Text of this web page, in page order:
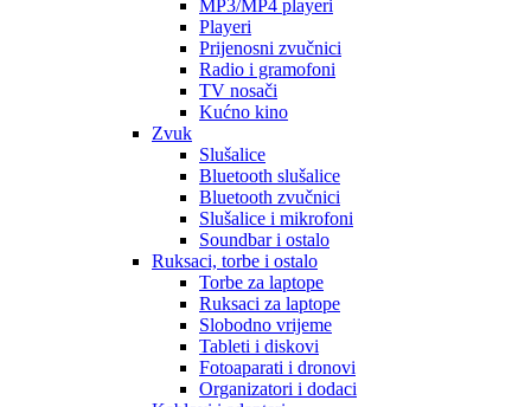
MP3/MP4 playeri
Playeri
Prijenosni zvučnici
Radio i gramofoni
TV nosači
Kućno kino
Zvuk
Slušalice
Bluetooth slušalice
Bluetooth zvučnici
Slušalice i mikrofoni
Soundbar i ostalo
Ruksaci, torbe i ostalo
Torbe za laptope
Ruksaci za laptope
Slobodno vrijeme
Tableti i diskovi
Fotoaparati i dronovi
Organizatori i dodaci